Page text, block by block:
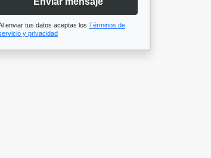
enviar tus datos aceptas los Términos de
y privacidad